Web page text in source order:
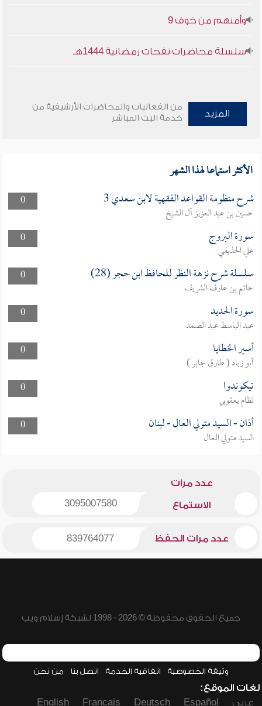
وأمنهم من خوف 9
سلسلة محاضرات نفحات رمضانية 1444هـ
المزيد
من الفعاليات والمحاضرات الأرشيفية من
خدمة البث المباشر
الأكثر استماعا لهذا الشهر
0 شرح منظومة القواعد الفقهية لابن سعدي 3
حسين بن عبد العزيز آل الشيخ
0
سورة البروج
علي الحذيفي
0
سلسلة شرح نزهة النظر للحافظ ابن حجر (28)
حاتم بن عارف الشريف
0
سورة الحديد
عبد الباسط عبد الصمد
0
أسير الخطايا
أبو زياد ( طارق جابر )
0
تيكوندوا
نظام يعقوبي
0
أذان - السيد متولي العال - لبنان
السيد متولي العال
عدد مرات
الاستماع 3095007580
عدد مرات الحفظ 839764077
جميع الحقوق محفوظة © 2026 - 1998 لشبكة إسلام ويب
وثيقة الخصوصية اتفاقية الخدمة اتصل بنا من نحن
لغات الموقع:
عربي
Español
Deutsch
Français
English